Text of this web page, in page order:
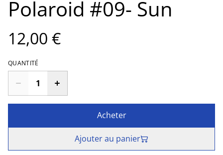
Polaroid #09- Sun
12,00 €
QUANTITÉ
Acheter
Ajouter au panier